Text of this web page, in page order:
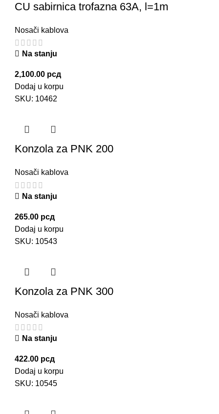
CU sabirnica trofazna 63A, l=1m
Nosači kablova
Na stanju
2,100.00 рсд
Dodaj u korpu
SKU: 10462
Konzola za PNK 200
Nosači kablova
Na stanju
265.00 рсд
Dodaj u korpu
SKU: 10543
Konzola za PNK 300
Nosači kablova
Na stanju
422.00 рсд
Dodaj u korpu
SKU: 10545